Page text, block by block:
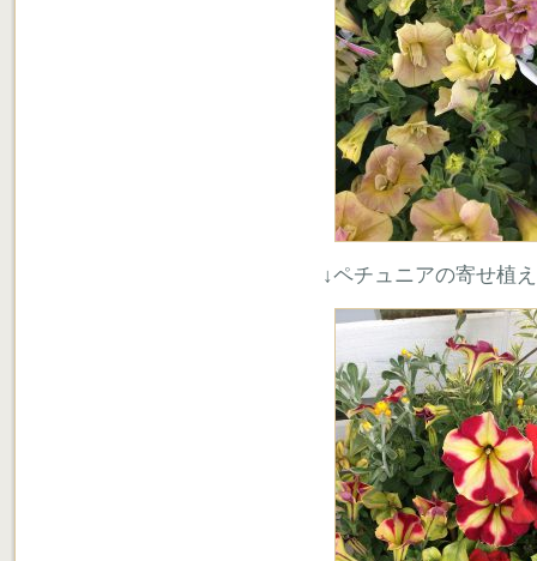
↓ペチュニアの寄せ植